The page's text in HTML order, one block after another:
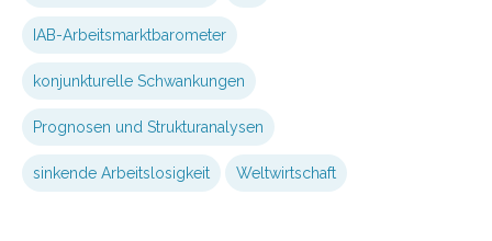
IAB-Arbeitsmarktbarometer
konjunkturelle Schwankungen
Prognosen und Strukturanalysen
sinkende Arbeitslosigkeit Weltwirtschaft